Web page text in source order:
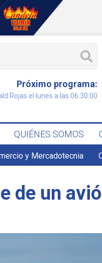
Próximo programa:
Rojas el lunes a las 06:30:00
QUIÉNES SOMOS
y Mercadotecnia
de un